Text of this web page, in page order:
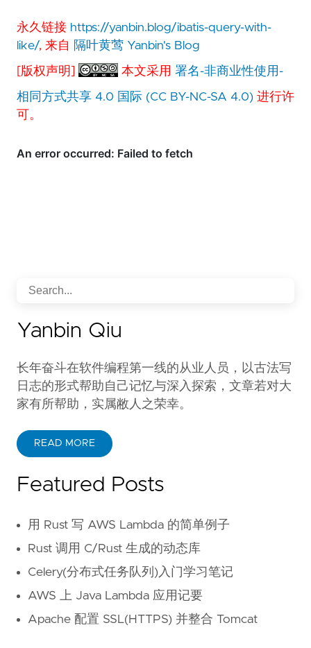
永久链接 https://yanbin.blog/ibatis-query-with-
like/, 来自 隔叶黄莺 Yanbin's Blog
[版权声明] 本文采用署名-非商业性使用-
相同方式共享 4.0 国际 (CC BY-NC-SA 4.0) 进行许
可。
Yanbin Qiu
长年奋斗在软件编程第一线的从业人员，以古法写
日志的形式帮助自己记忆与深入探索，文章若对大
家有所帮助，实属敝人之荣幸。
READ MORE
Featured Posts
用 Rust 写 AWS Lambda 的简单例子
Rust 调用 C/Rust 生成的动态库
Celery(分布式任务队列)入门学习笔记
AWS 上 Java Lambda 应用记要
Apache 配置 SSL(HTTPS) 并整合 Tomcat